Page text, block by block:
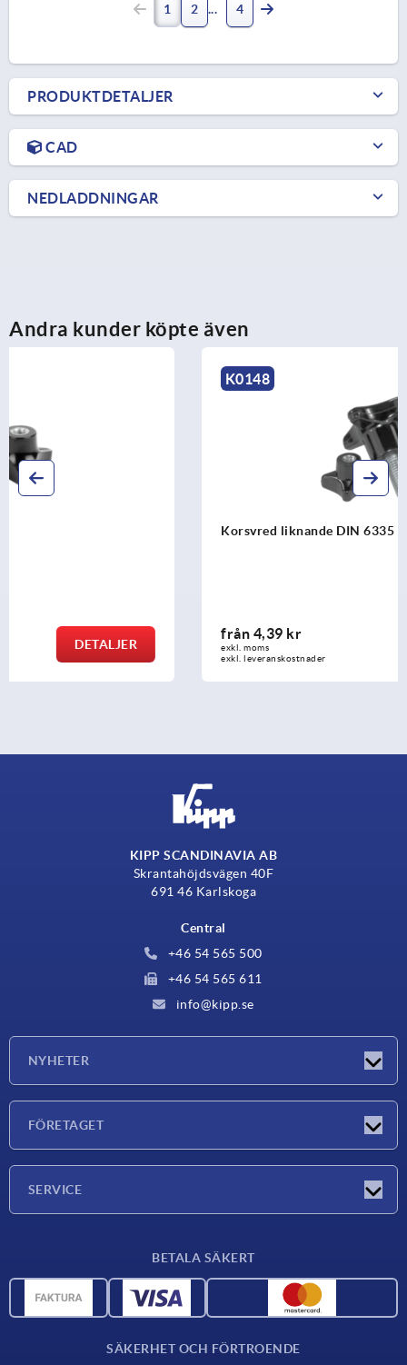
1 2 4
PRODUKTDETALJER
CAD
NEDLADDNINGAR
Andra kunder köpte även
från
exkl. moms
exkl. leveranskostnader
KIPP SCANDINAVIA AB
Skrantahöjdsvägen 40F
691 46 Karlskoga
Central
+46 54 565 500
+46 54 565 611
info@kipp.se
NYHETER
FÖRETAGET
SERVICE
CAD-data
BETALA SÄKERT
SÄKERHET OCH FÖRTROENDE